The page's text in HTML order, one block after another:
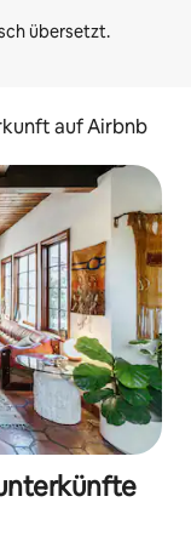
auf Airbnb